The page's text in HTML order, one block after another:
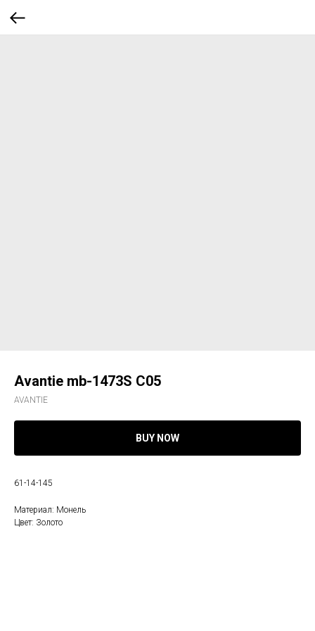
Avantie mb-1473S С05
AVANTIE
BUY NOW
61-14-145
Материал: Монель
Цвет: Золото